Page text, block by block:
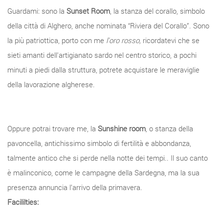
Guardami: sono la Sunset Room, la stanza del corallo, simbolo
della città di Alghero, anche nominata “Riviera del Corallo”. Sono
la più patriottica, porto con me l'oro rosso, ricordatevi che se
sieti amanti dell'artigianato sardo nel centro storico, a pochi
minuti a piedi dalla struttura, potrete acquistare le meraviglie
della lavorazione algherese.
Oppure potrai trovare me, la Sunshine room, o stanza della
pavoncella, antichissimo simbolo di fertilità e abbondanza,
talmente antico che si perde nella notte dei tempi.. Il suo canto
è malinconico, come le campagne della Sardegna, ma la sua
presenza annuncia l’arrivo della primavera.
Facililties: